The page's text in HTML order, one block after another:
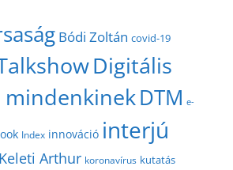
Bódi Zoltán covid-19
Digitális
DTM e-
Index innováció interjú
Keleti Arthur koronavírus kutatás